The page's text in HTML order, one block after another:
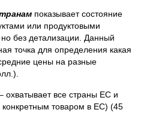
показывает состояние
или продуктовыми
без детализации. Данный
точка для определения какая
цены на разные
охватывает все страны ЕС и
конкретным товаром в ЕС) (45